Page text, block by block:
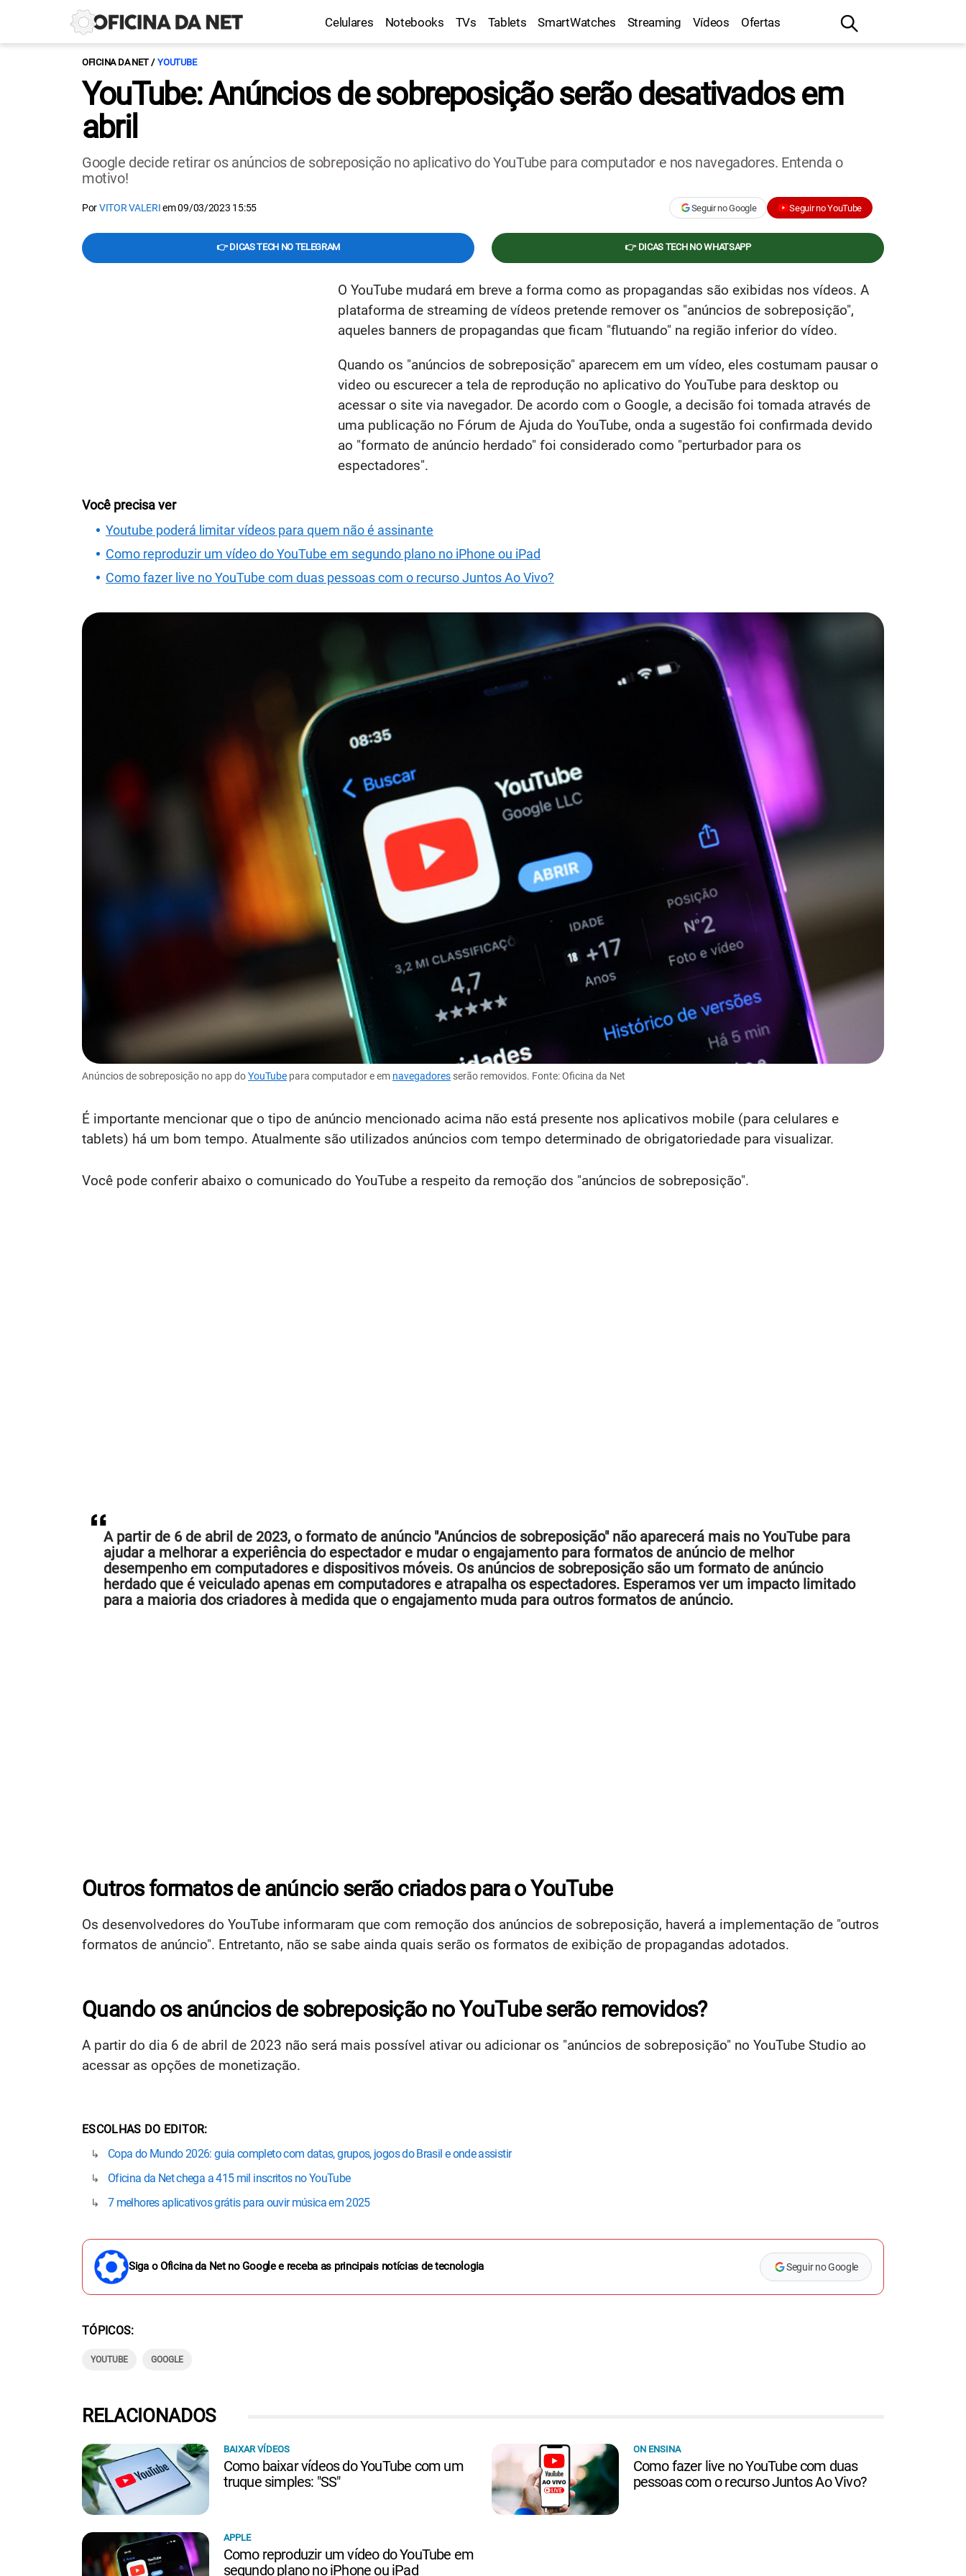
Celulares Notebooks TVs Tablets SmartWatches Streaming Vídeos Ofertas
OFICINA DA NET YOUTUBE
YouTube: Anúncios de sobreposição serão desativados em
abril
Google decide retirar os anúncios de sobreposição no aplicativo do YouTube para computador e nos navegadores. Entenda o
motivo!
PorVITOR VALERIem09/03/2023 15:55 Seguir no Google Seguir no YouTube
👉 DICAS TECH NO TELEGRAM 👉 DICAS TECH NO WHATSAPP
O YouTube mudará em breve a forma como as propagandas são exibidas nos vídeos. A
plataforma de streaming de vídeos pretende remover os "anúncios de sobreposição",
aqueles banners de propagandas que ficam "flutuando" na região inferior do vídeo.
Quando os "anúncios de sobreposição" aparecem em um vídeo, eles costumam pausar o
video ou escurecer a tela de reprodução no aplicativo do YouTube para desktop ou
acessar o site via navegador. De acordo com o Google, a decisão foi tomada através de
uma publicação no Fórum de Ajuda do YouTube, onda a sugestão foi confirmada devido
ao "formato de anúncio herdado" foi considerado como "perturbador para os
espectadores".
Você precisa ver
Youtube poderá limitar vídeos para quem não é assinante
Como reproduzir um vídeo do YouTube em segundo plano no iPhone ou iPad
Como fazer live no YouTube com duas pessoas com o recurso Juntos Ao Vivo?
Anúncios de sobreposição no app doYouTube para computador e em navegadores serão removidos. Fonte: Oficina da Net
É importante mencionar que o tipo de anúncio mencionado acima não está presente nos aplicativos mobile (para celulares e
tablets) há um bom tempo. Atualmente são utilizados anúncios com tempo determinado de obrigatoriedade para visualizar.
Você pode conferir abaixo o comunicado do YouTube a respeito da remoção dos "anúncios de sobreposição".
A partir de 6 de abril de 2023, o formato de anúncio "Anúncios de sobreposição" não aparecerá mais no YouTube para
ajudar a melhorar a experiência do espectador e mudar o engajamento para formatos de anúncio de melhor
desempenho em computadores e dispositivos móveis. Os anúncios de sobreposição são um formato de anúncio
herdado que é veiculado apenas em computadores e atrapalha os espectadores. Esperamos ver um impacto limitado
para a maioria dos criadores à medida que o engajamento muda para outros formatos de anúncio.
Outros formatos de anúncio serão criados para o YouTube
Os desenvolvedores do YouTube informaram que com remoção dos anúncios de sobreposição, haverá a implementação de "outros
formatos de anúncio". Entretanto, não se sabe ainda quais serão os formatos de exibição de propagandas adotados.
Quando os anúncios de sobreposição no YouTube serão removidos?
A partir do dia 6 de abril de 2023 não será mais possível ativar ou adicionar os "anúncios de sobreposição" no YouTube Studio ao
acessar as opções de monetização.
ESCOLHAS DO EDITOR
Copa do Mundo 2026: guia completo com datas, grupos, jogos do Brasil e onde assistir
Oficina da Net chega a 415 mil inscritos no YouTube
7 melhores aplicativos grátis para ouvir música em 2025
Siga o Oficina da Net no Google e receba as principais notícias de tecnologia Seguir no Google
TÓPICOS
YOUTUBE GOOGLE
RELACIONADOS
BAIXAR VÍDEOS
Como baixar vídeos do YouTube com um
truque simples: "SS"
ON ENSINA
Como fazer live no YouTube com duas
pessoas com o recurso Juntos Ao Vivo?
APPLE
Como reproduzir um vídeo do YouTube em
segundo plano no iPhone ou iPad